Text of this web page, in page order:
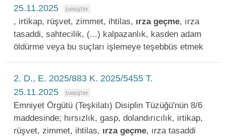
25.11.2025
, irtikap, rüşvet, zimmet, ihtilas, ırza geçme, ırza
tasaddi, sahtecilik, (...) kalpazanlık, kasden adam
öldürme veya bu suçları işlemeye teşebbüs etmek
2. D., E. 2025/883 K. 2025/5455 T.
25.11.2025
Emniyet Örgütü (Teşkilatı) Disiplin Tüzüğü'nün 8/6
maddesinde; hırsızlık, gasp, dolandırıcılık, irtikap,
rüşvet, zimmet, ihtilas, ırza geçme, ırza tasaddi